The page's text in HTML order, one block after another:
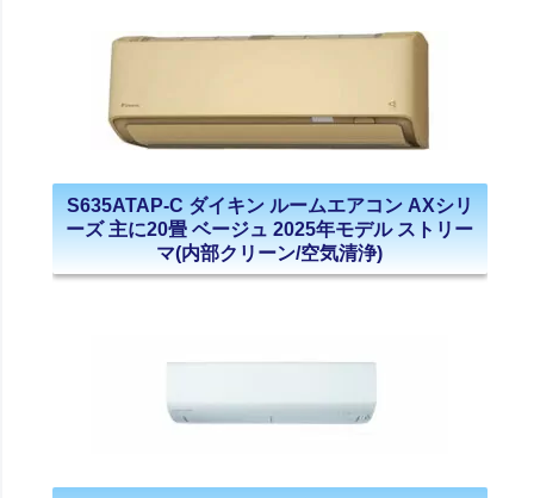
S635ATAP-C ダイキン ルームエアコン AXシリ
ーズ 主に20畳 ベージュ 2025年モデル ストリー
マ(内部クリーン/空気清浄)